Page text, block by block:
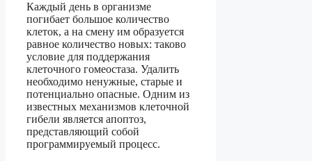
Каждый день в организме
погибает большое количество
клеток, а на смену им образуется
равное количество новых: таково
условие для поддержания
клеточного гомеостаза. Удалить
необходимо ненужные, старые и
потенциально опасные. Одним из
известных механизмов клеточной
гибели является апоптоз,
представляющий собой
программируемый процесс.